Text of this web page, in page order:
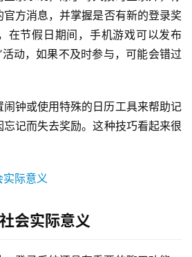
的羡慕。
地利用签到系统？
登录系统，除了每天按时登录外，你
官方消息，并掌握是否有新的登录奖
在节假日期间，手机游戏可以发布